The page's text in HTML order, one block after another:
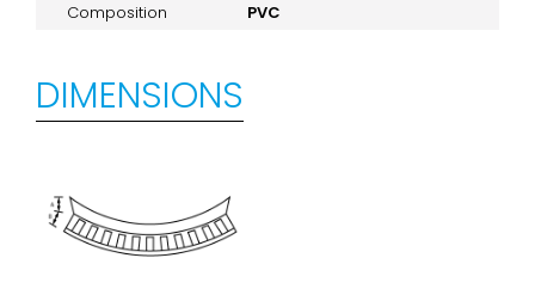
Composition
PVC
DIMENSIONS